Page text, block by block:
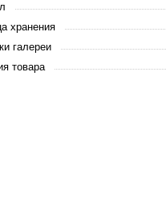
хранения
галереи
товара